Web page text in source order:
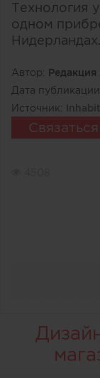
Технология
одном
Нидерландах.
Автор:
Дата
Источник:
Связаться